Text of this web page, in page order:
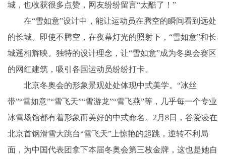
城，也收获很多点赞，网友纷纷留言“太酷了！”
在“雪如意”设计中，能让运动员在腾空的瞬间看到远处
的长城。即使不腾空，在夜幕灯光的照射下，“雪如意”和长
城遥相辉映。独特的设计理念，让“雪如意”成为冬奥会赛区
的网红建筑，吸引各国运动员纷纷打卡。
北京冬奥会的形象景观处处体现中式美学。“冰丝
带”“雪如意”“雪飞天”“雪游龙”“雪飞燕”等，几乎每一个专业
冰雪场馆都有着形象而美好的中式命名。2月8日，谷爱凌在
北京首钢滑雪大跳台“雪飞天”上惊艳的起跳，逆转不利局
面，为中国代表团拿下本届冬奥会第三枚金牌，这也是她自